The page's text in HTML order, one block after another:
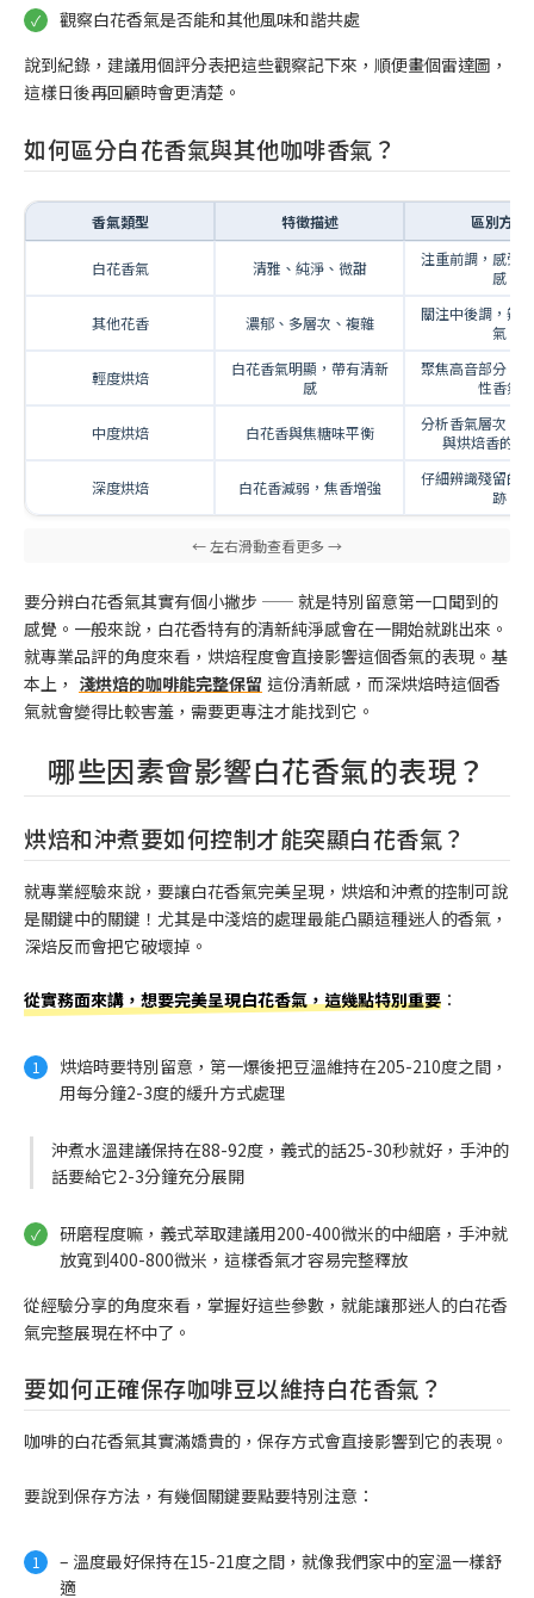
觀察白花香氣是否能和其他風味和諧共處
說到紀錄，建議用個評分表把這些觀察記下來，順便畫個雷達圖，
這樣日後再回顧時會更清楚。
如何區分白花香氣與其他咖啡香氣？
香氣類型 特徵描述 區別方法
白花香氣 清雅、純淨、微甜
注重前調，感受
感
其他花香 濃郁、多層次、複雜
關注中後調，辨
氣
輕度烘焙
白花香氣明顯，帶有清新
感
聚焦高音部分，
性香氣
中度烘焙 白花香與焦糖味平衡
分析香氣層次，
與烘焙香的融
深度烘焙 白花香減弱，焦香增強
仔細辨識殘留的
跡
要分辨白花香氣其實有個小撇步 —— 就是特別留意第一口聞到的
感覺。一般來說，白花香特有的清新純淨感會在一開始就跳出來。
就專業品評的角度來看，烘焙程度會直接影響這個香氣的表現。基
本上， 淺烘焙的咖啡能完整保留 這份清新感，而深烘焙時這個香
氣就會變得比較害羞，需要更專注才能找到它。
哪些因素會影響白花香氣的表現？
烘焙和沖煮要如何控制才能突顯白花香氣？
就專業經驗來說，要讓白花香氣完美呈現，烘焙和沖煮的控制可說
是關鍵中的關鍵！尤其是中淺焙的處理最能凸顯這種迷人的香氣，
深焙反而會把它破壞掉。
從實務面來講，想要完美呈現白花香氣，這幾點特別重要 ：
烘焙時要特別留意，第一爆後把豆溫維持在205-210度之間，
用每分鐘2-3度的緩升方式處理
沖煮水溫建議保持在88-92度，義式的話25-30秒就好，手沖的
話要給它2-3分鐘充分展開
研磨程度嘛，義式萃取建議用200-400微米的中細磨，手沖就
放寬到400-800微米，這樣香氣才容易完整釋放
從經驗分享的角度來看，掌握好這些參數，就能讓那迷人的白花香
氣完整展現在杯中了。
要如何正確保存咖啡豆以維持白花香氣？
咖啡的白花香氣其實滿嬌貴的，保存方式會直接影響到它的表現。
要說到保存方法，有幾個關鍵要點要特別注意：
– 溫度最好保持在15-21度之間，就像我們家中的室溫一樣舒
適